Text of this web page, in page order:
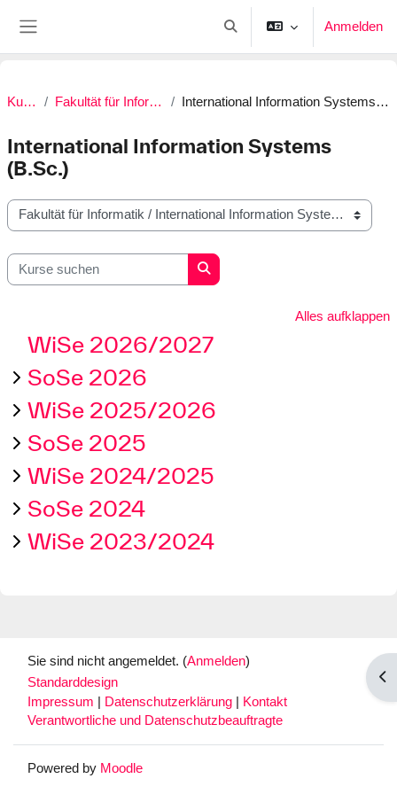
Sucheingabe umschalten
Anmelden
Kurse Fakultät für Informatik International Information Systems (B.Sc.)
International Information Systems
(B.Sc.)
Kursbereiche
Kurse suchen
Kurse suchen
Alles aufklappen
WiSe 2026/2027
SoSe 2026
WiSe 2025/2026
SoSe 2025
WiSe 2024/2025
SoSe 2024
WiSe 2023/2024
Sie sind nicht angemeldet. (Anmelden)
Standarddesign
Impressum
Datenschutzerklärung
Kontakt
Verantwortliche und Datenschutzbeauftragte
Powered by Moodle